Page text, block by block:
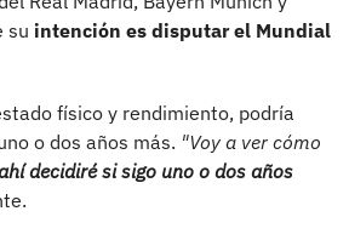
su intención es disputar el Mundial
físico y rendimiento, podría
o dos años más. "Voy a ver cómo
decidiré si sigo uno o dos años